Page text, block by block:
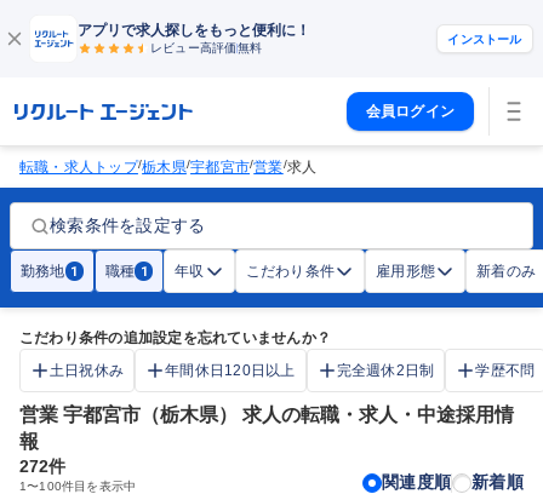
アプリで求人探しをもっと便利に！
レビュー高評価無料
インストール
会員ログイン
転職・求人トップ/栃木県/宇都宮市/営業/求人
検索条件を設定する
勤務地 1 職種 1 年収 こだわり条件 雇用形態 新着のみ
こだわり条件の追加設定を忘れていませんか？
土日祝休み
年間休日120日以上 完全週休2日制 学歴不問
営業 宇都宮市（栃木県） 求人の転職・求人・中途採用情
報
272件
1〜100件目を表示中 関連度順 新着順